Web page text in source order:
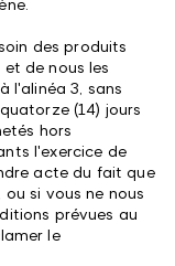
des produits
de nous les
l'alinéa 3, sans
(14) jours
hors
l'exercice de
acte du fait que
si vous ne nous
prévues au
le